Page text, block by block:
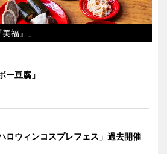
福』」
ー豆腐」
ロウィンコスプレフェス」過去開催